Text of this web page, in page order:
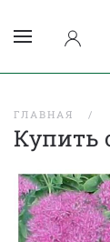
ГЛАВНАЯ
Купить